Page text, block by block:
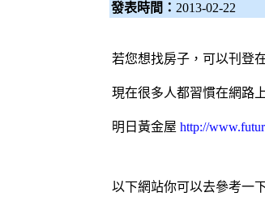
發表時間： 2013-02-22
若您想找房子，可以刊登
現在很多人都習慣在網路
明日黃金屋 http://
以下網站你可以去參考一